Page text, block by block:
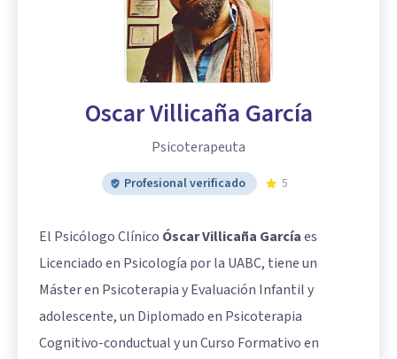
Oscar Villicaña García
Psicoterapeuta
Profesional verificado 5
El Psicólogo Clínico Óscar Villicaña Garcíaes
Licenciado en Psicología por la UABC, tiene un
Máster en Psicoterapia y Evaluación Infantil y
adolescente, un Diplomado en Psicoterapia
Cognitivo-conductual y un Curso Formativo en